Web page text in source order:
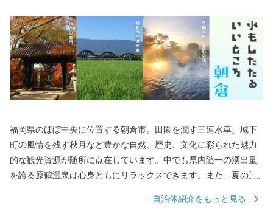
福岡県のほぼ中央に位置する朝倉市。田園を潤す三連水車、城下
町の風情を残す秋月など豊かな自然、歴史、文化に彩られた魅力
的な観光資源が随所に点在しています。中でも県内随一の湧出量
を誇る原鶴温泉は心身ともにリラックスできます。また、夏の風
とされています。春には桜で有名な甘木公園。桜を眺めながらお
自治体紹介をもっと見る